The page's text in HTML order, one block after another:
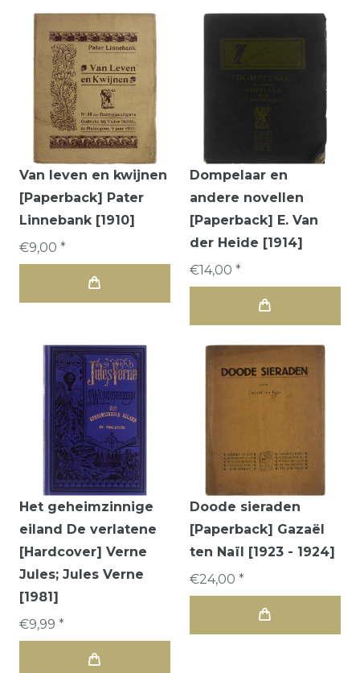
Van leven en kwijnen
[Paperback] Pater
Linnebank [1910]
€9,00 *
Dompelaar en
andere novellen
[Paperback] E. Van
der Heide [1914]
€14,00 *
Het geheimzinnige
eiland De verlatene
[Hardcover] Verne
Jules; Jules Verne
[1981]
€9,99 *
Doode sieraden
[Paperback] Gazaël
ten Naïl [1923 - 1924]
€24,00 *